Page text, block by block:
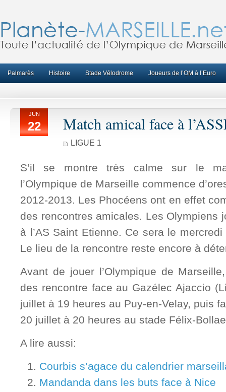
Palmarès Histoire Stade Vélodrome Joueurs de l’OM à l’Euro
JUN
22 Match amical face à
LIGUE 1
S’il se montre très calme sur le
l’Olympique de Marseille commence
2012-2013. Les Phocéens ont en effet
des rencontres amicales. Les Olympiens
à l’AS Saint Etienne. Ce sera le
Le lieu de la rencontre reste encore à
Avant de jouer l’Olympique de
des rencontre face au Gazélec Ajaccio
juillet à 19 heures au Puy-en-Velay, puis
20 juillet à 20 heures au stade Félix-
A lire aussi:
Courbis s’agace du calendrier
Mandanda dans les buts face à Nice